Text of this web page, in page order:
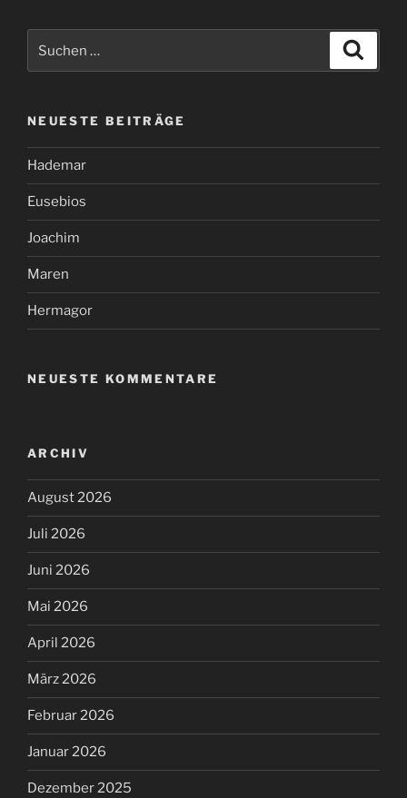
NEUESTE BEITRÄGE
Hademar
Eusebios
Joachim
Maren
Hermagor
NEUESTE KOMMENTARE
ARCHIV
August 2026
Juli 2026
Juni 2026
Mai 2026
April 2026
März 2026
Februar 2026
Januar 2026
Dezember 2025